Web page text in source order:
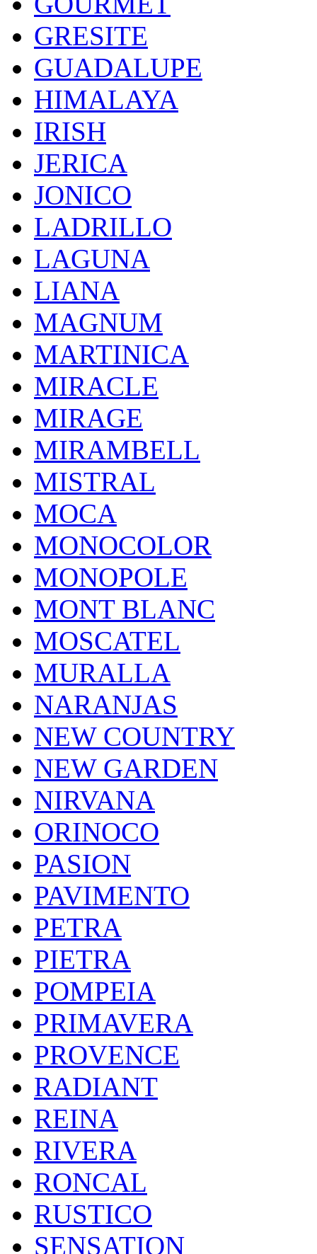
GRESITE
GUADALUPE
HIMALAYA
IRISH
JERICA
JONICO
LADRILLO
LAGUNA
LIANA
MAGNUM
MARTINICA
MIRACLE
MIRAGE
MIRAMBELL
MISTRAL
MOCA
MONOCOLOR
MONOPOLE
MONT BLANC
MOSCATEL
MURALLA
NARANJAS
NEW COUNTRY
NEW GARDEN
NIRVANA
ORINOCO
PASION
PAVIMENTO
PETRA
PIETRA
POMPEIA
PRIMAVERA
PROVENCE
RADIANT
REINA
RIVERA
RONCAL
RUSTICO
SENSATION